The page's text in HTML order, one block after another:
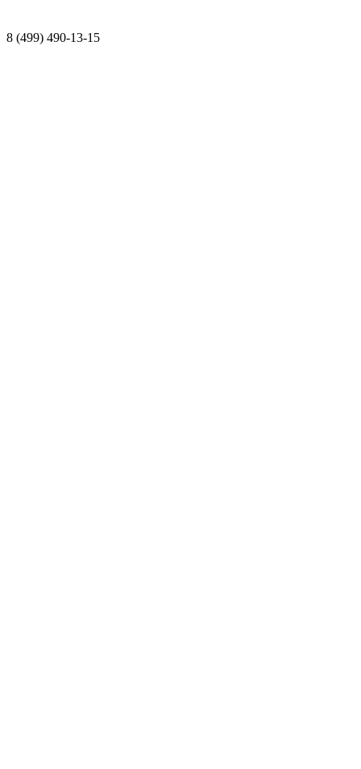
8 (499) 490-13-15